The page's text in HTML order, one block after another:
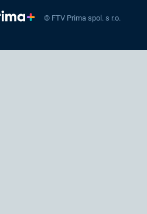
© FTV Prima spol. s r.o.